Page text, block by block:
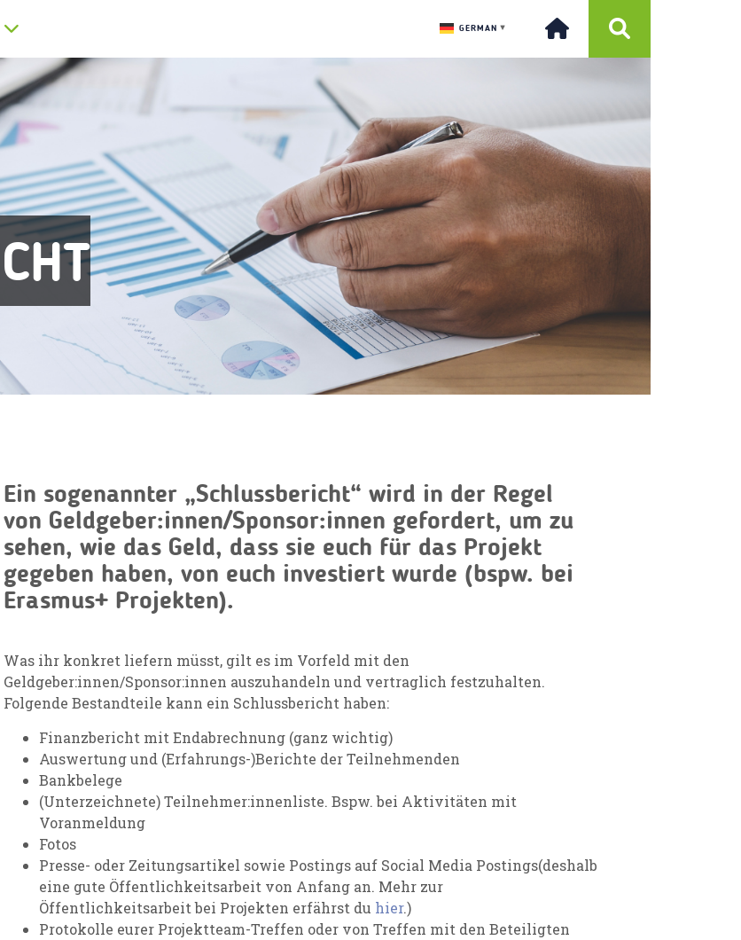
GERMAN ▼
Ein sogenannter „Schlussbericht“ wird in der Regel
von Geldgeber:innen/Sponsor:innen gefordert, um zu
sehen, wie das Geld, dass sie euch für das Projekt
gegeben haben, von euch investiert wurde (bspw. bei
Erasmus+ Projekten).
Was ihr konkret liefern müsst, gilt es im Vorfeld mit den
Geldgeber:innen/Sponsor:innen auszuhandeln und vertraglich festzuhalten.
Folgende Bestandteile kann ein Schlussbericht haben:
Finanzbericht mit Endabrechnung (ganz wichtig)
Auswertung und (Erfahrungs-)Berichte der Teilnehmenden
Bankbelege
(Unterzeichnete) Teilnehmer:innenliste. Bspw. bei Aktivitäten mit
Voranmeldung
Fotos
Presse- oder Zeitungsartikel sowie Postings auf Social Media Postings(deshalb
eine gute Öffentlichkeitsarbeit von Anfang an. Mehr zur
Öffentlichkeitsarbeit bei Projekten erfährst du hier.)
Protokolle eurer Projektteam-Treffen oder von Treffen mit den Beteiligten